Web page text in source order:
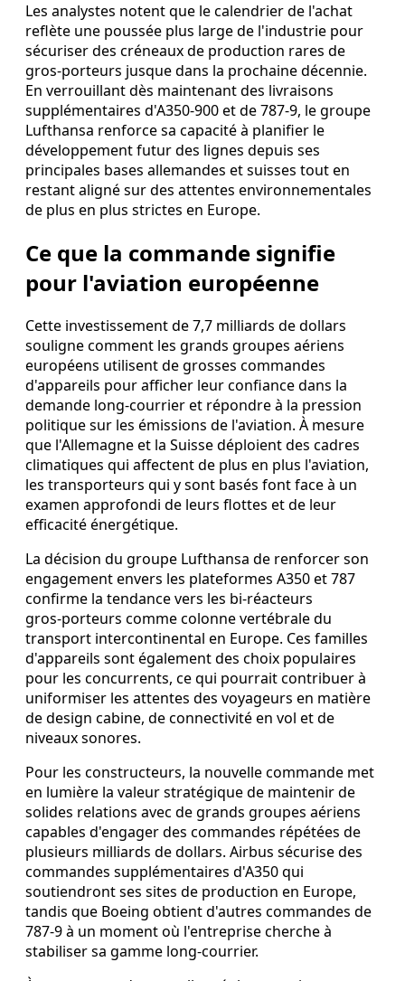
Les analystes notent que le calendrier de l'achat
reflète une poussée plus large de l'industrie pour
sécuriser des créneaux de production rares de
gros‑porteurs jusque dans la prochaine décennie.
En verrouillant dès maintenant des livraisons
supplémentaires d'A350-900 et de 787-9, le groupe
Lufthansa renforce sa capacité à planifier le
développement futur des lignes depuis ses
principales bases allemandes et suisses tout en
restant aligné sur des attentes environnementales
de plus en plus strictes en Europe.
Ce que la commande signifie
pour l'aviation européenne
Cette investissement de 7,7 milliards de dollars
souligne comment les grands groupes aériens
européens utilisent de grosses commandes
d'appareils pour afficher leur confiance dans la
demande long‑courrier et répondre à la pression
politique sur les émissions de l'aviation. À mesure
que l'Allemagne et la Suisse déploient des cadres
climatiques qui affectent de plus en plus l'aviation,
les transporteurs qui y sont basés font face à un
examen approfondi de leurs flottes et de leur
efficacité énergétique.
La décision du groupe Lufthansa de renforcer son
engagement envers les plateformes A350 et 787
confirme la tendance vers les bi‑réacteurs
gros‑porteurs comme colonne vertébrale du
transport intercontinental en Europe. Ces familles
d'appareils sont également des choix populaires
pour les concurrents, ce qui pourrait contribuer à
uniformiser les attentes des voyageurs en matière
de design cabine, de connectivité en vol et de
niveaux sonores.
Pour les constructeurs, la nouvelle commande met
en lumière la valeur stratégique de maintenir de
solides relations avec de grands groupes aériens
capables d'engager des commandes répétées de
plusieurs milliards de dollars. Airbus sécurise des
commandes supplémentaires d'A350 qui
soutiendront ses sites de production en Europe,
tandis que Boeing obtient d'autres commandes de
787-9 à un moment où l'entreprise cherche à
stabiliser sa gamme long‑courrier.